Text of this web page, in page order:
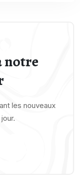
notre
les nouveaux